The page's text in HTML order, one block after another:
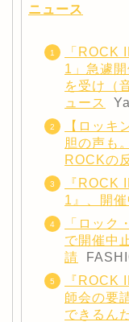
ニュース
「ROCK
1」急遽
を受け（
ュース
【ロッキ
胆の声も
ROCKの
『ROCK
1』、開催
「ロック
で開催中
請
『ROCK
師会の要
できるん